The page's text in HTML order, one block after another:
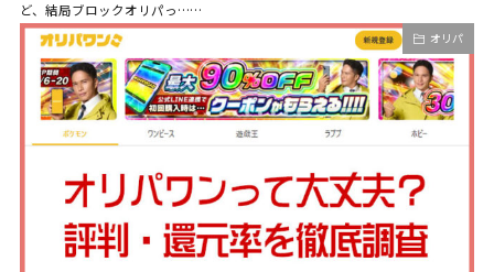
ど、結局ブロックオリパっ……
オリパ